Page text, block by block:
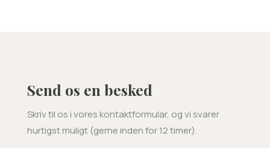
Send os en besked
Skriv til os i vores kontaktformular, og vi svarer
hurtigst muligt (gerne inden for 12 timer).